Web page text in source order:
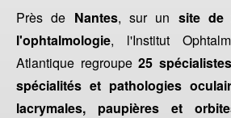
Près de Nantes, sur un site de
l'ophtalmologie, l'Institut
Atlantique regroupe25 spécialistes
spécialités et pathologies
lacrymales, paupières et